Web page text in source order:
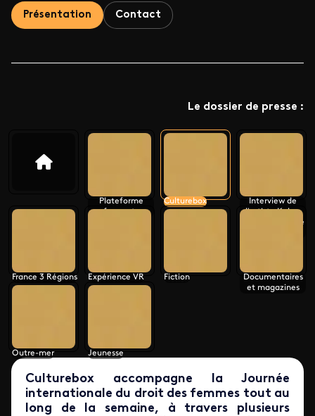
Présentation Contact
Le dossier de presse :
Plateforme
france.tv
Culturebox
Interview de
l'artiste Kubra
Khademi (Inside
France 3 Régions Expérience VR Fiction
Documentaires
et magazines
Outre-mer Jeunesse
Culturebox accompagne la Journée
internationale du droit des femmes tout au
long de la semaine, à travers plusieurs